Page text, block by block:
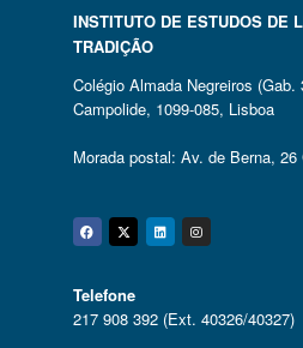
INSTITUTO DE ESTUDOS DE
TRADIÇÃO
Colégio Almada Negreiros
Campolide, 1099-085, Lisboa
Morada postal: Av. de Berna,
Facebook
Twitter
Linkedin
Telefone
217 908 392 (Ext. 40326/40327)